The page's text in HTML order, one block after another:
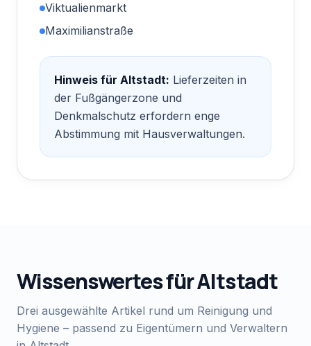
Viktualienmarkt
Maximilianstraße
Hinweis für Altstadt: Lieferzeiten in
der Fußgängerzone und
Denkmalschutz erfordern enge
Abstimmung mit Hausverwaltungen.
Wissenswertes fürAltstadt
Drei ausgewählte Artikel rund um Reinigung und
Hygiene – passend zu Eigentümern und Verwaltern